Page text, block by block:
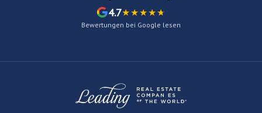
4.7
Bewertungen bei Google lesen